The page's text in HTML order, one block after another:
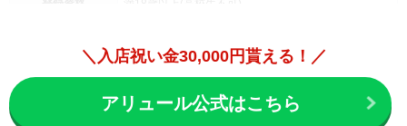
・時給保証制度あり
・入店祝い金最大3万円
・未経験者サポート充実
＼入店祝い金30,000円貰える！／
アリュール公式はこちら